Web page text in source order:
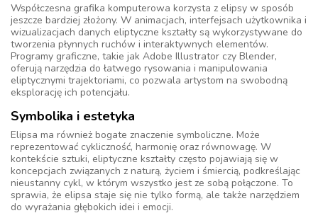
Współczesna grafika komputerowa korzysta z elipsy w sposób
jeszcze bardziej złożony. W animacjach, interfejsach użytkownika i
wizualizacjach danych eliptyczne kształty są wykorzystywane do
tworzenia płynnych ruchów i interaktywnych elementów.
Programy graficzne, takie jak Adobe Illustrator czy Blender,
oferują narzędzia do łatwego rysowania i manipulowania
eliptycznymi trajektoriami, co pozwala artystom na swobodną
eksplorację ich potencjału.
Symbolika i estetyka
Elipsa ma również bogate znaczenie symboliczne. Może
reprezentować cykliczność, harmonię oraz równowagę. W
kontekście sztuki, eliptyczne kształty często pojawiają się w
koncepcjach związanych z naturą, życiem i śmiercią, podkreślając
nieustanny cykl, w którym wszystko jest ze sobą połączone. To
sprawia, że elipsa staje się nie tylko formą, ale także narzędziem
do wyrażania głębokich idei i emocji.